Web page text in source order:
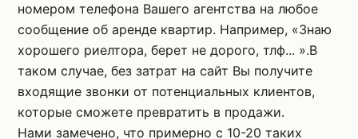
номером телефона Вашего агентства на любое
сообщение об аренде квартир. Например, «Знаю
хорошего риелтора, берет не дорого, тлф... ».В
таком случае, без затрат на сайт Вы получите
входящие звонки от потенциальных клиентов,
которые сможете превратить в продажи.
Нами замечено, что примерно с 10-20 таких